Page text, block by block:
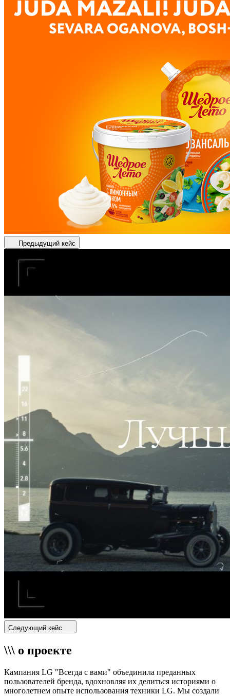
Предыдущий кейс
Следующий кейс
\\\ о проекте
Кампания LG "Всегда с вами" объединила преданных
пользователей бренда, вдохновляя их делиться историями о
многолетнем опыте использования техники LG. Мы создали